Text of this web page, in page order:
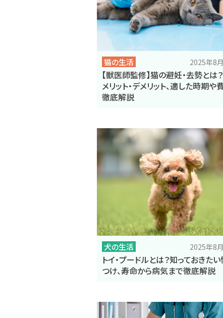
猫の生活 2025年8
【獣医師監修】猫の避妊・去勢とは
メリット・デメリット、適した時期や
徹底解説
犬の生活 2025年8
トイ・プードルとは？知っておきた
つけ、寿命から病気まで徹底解説